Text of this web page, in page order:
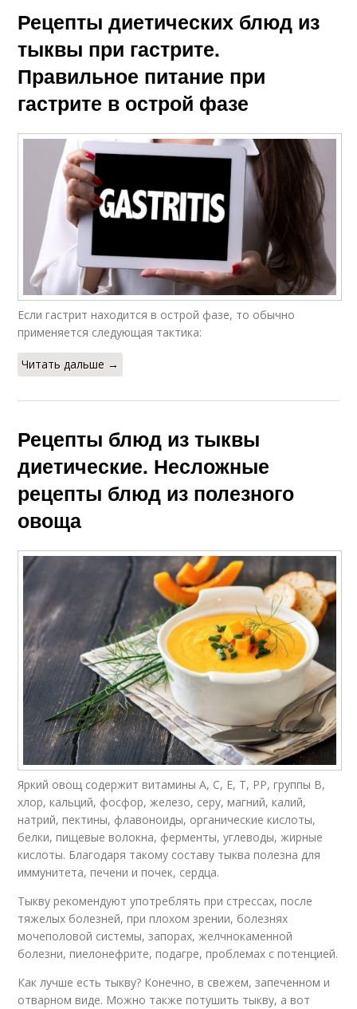
Рецепты диетических блюд из
тыквы при гастрите.
Правильное питание при
гастрите в острой фазе
Если гастрит находится в острой фазе, то обычно
применяется следующая тактика:
Читать дальше →
Рецепты блюд из тыквы
диетические. Несложные
рецепты блюд из полезного
овоща
Яркий овощ содержит витамины А, С, Е, Т, РР, группы В,
хлор, кальций, фосфор, железо, серу, магний, калий,
натрий, пектины, флавоноиды, органические кислоты,
белки, пищевые волокна, ферменты, углеводы, жирные
кислоты. Благодаря такому составу тыква полезна для
иммунитета, печени и почек, сердца.
Тыкву рекомендуют употреблять при стрессах, после
тяжелых болезней, при плохом зрении, болезнях
мочеполовой системы, запорах, желчнокаменной
болезни, пиелонефрите, подагре, проблемах с потенцией.
Как лучше есть тыкву? Конечно, в свежем, запеченном и
отварном виде. Можно также потушить тыкву, а вот